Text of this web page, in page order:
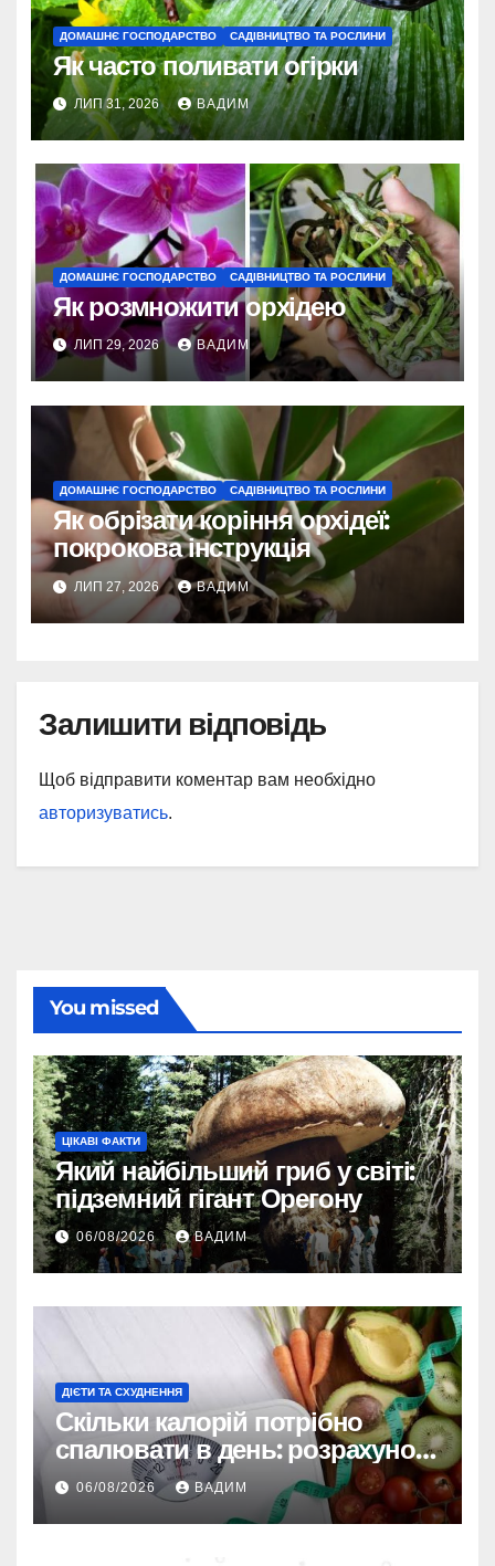
ДОМАШНЄ ГОСПОДАРСТВО САДІВНИЦТВО ТА РОСЛИНИ
Як часто поливати огірки
ЛИП 31, 2026 ВАДИМ
ДОМАШНЄ ГОСПОДАРСТВО САДІВНИЦТВО ТА РОСЛИНИ
Як розмножити орхідею
ЛИП 29, 2026 ВАДИМ
ДОМАШНЄ ГОСПОДАРСТВО САДІВНИЦТВО ТА РОСЛИНИ
Як обрізати коріння орхідеї:
покрокова інструкція
ЛИП 27, 2026 ВАДИМ
Залишити відповідь
Щоб відправити коментар вам необхідно
авторизуватись.
You missed
ЦІКАВІ ФАКТИ
Який найбільший гриб у світі:
підземний гігант Орегону
06/08/2026 ВАДИМ
ДІЄТИ ТА СХУДНЕННЯ
Скільки калорій потрібно
спалювати в день: розрахунок
TDEE і безпечні норми
06/08/2026 ВАДИМ